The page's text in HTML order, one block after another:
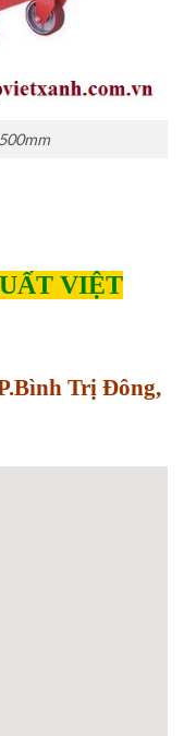
VIỆT
Trị Đông,